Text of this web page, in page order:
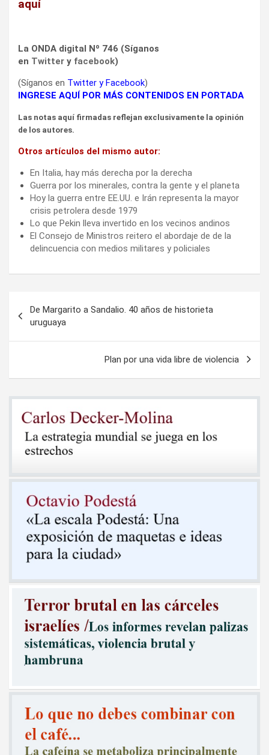
aquí
La ONDA digital Nº 746 (Síganos
en Twitter y facebook)
(Síganos en Twitter yFacebook)
INGRESE AQUÍ POR MÁS CONTENIDOS EN PORTADA
Las notas aquí firmadas reflejan exclusivamente la opinión
de los autores.
Otros artículos del mismo autor:
En Italia, hay más derecha por la derecha
Guerra por los minerales, contra la gente y el planeta
Hoy la guerra entre EE.UU. e Irán representa la mayor
crisis petrolera desde 1979
Lo que Pekin lleva invertido en los vecinos andinos
El Consejo de Ministros reitero el abordaje de de la
delincuencia con medios militares y policiales
de
entradas
De Margarito a Sandalio. 40 años de historieta
uruguaya
Plan por una vida libre de violencia